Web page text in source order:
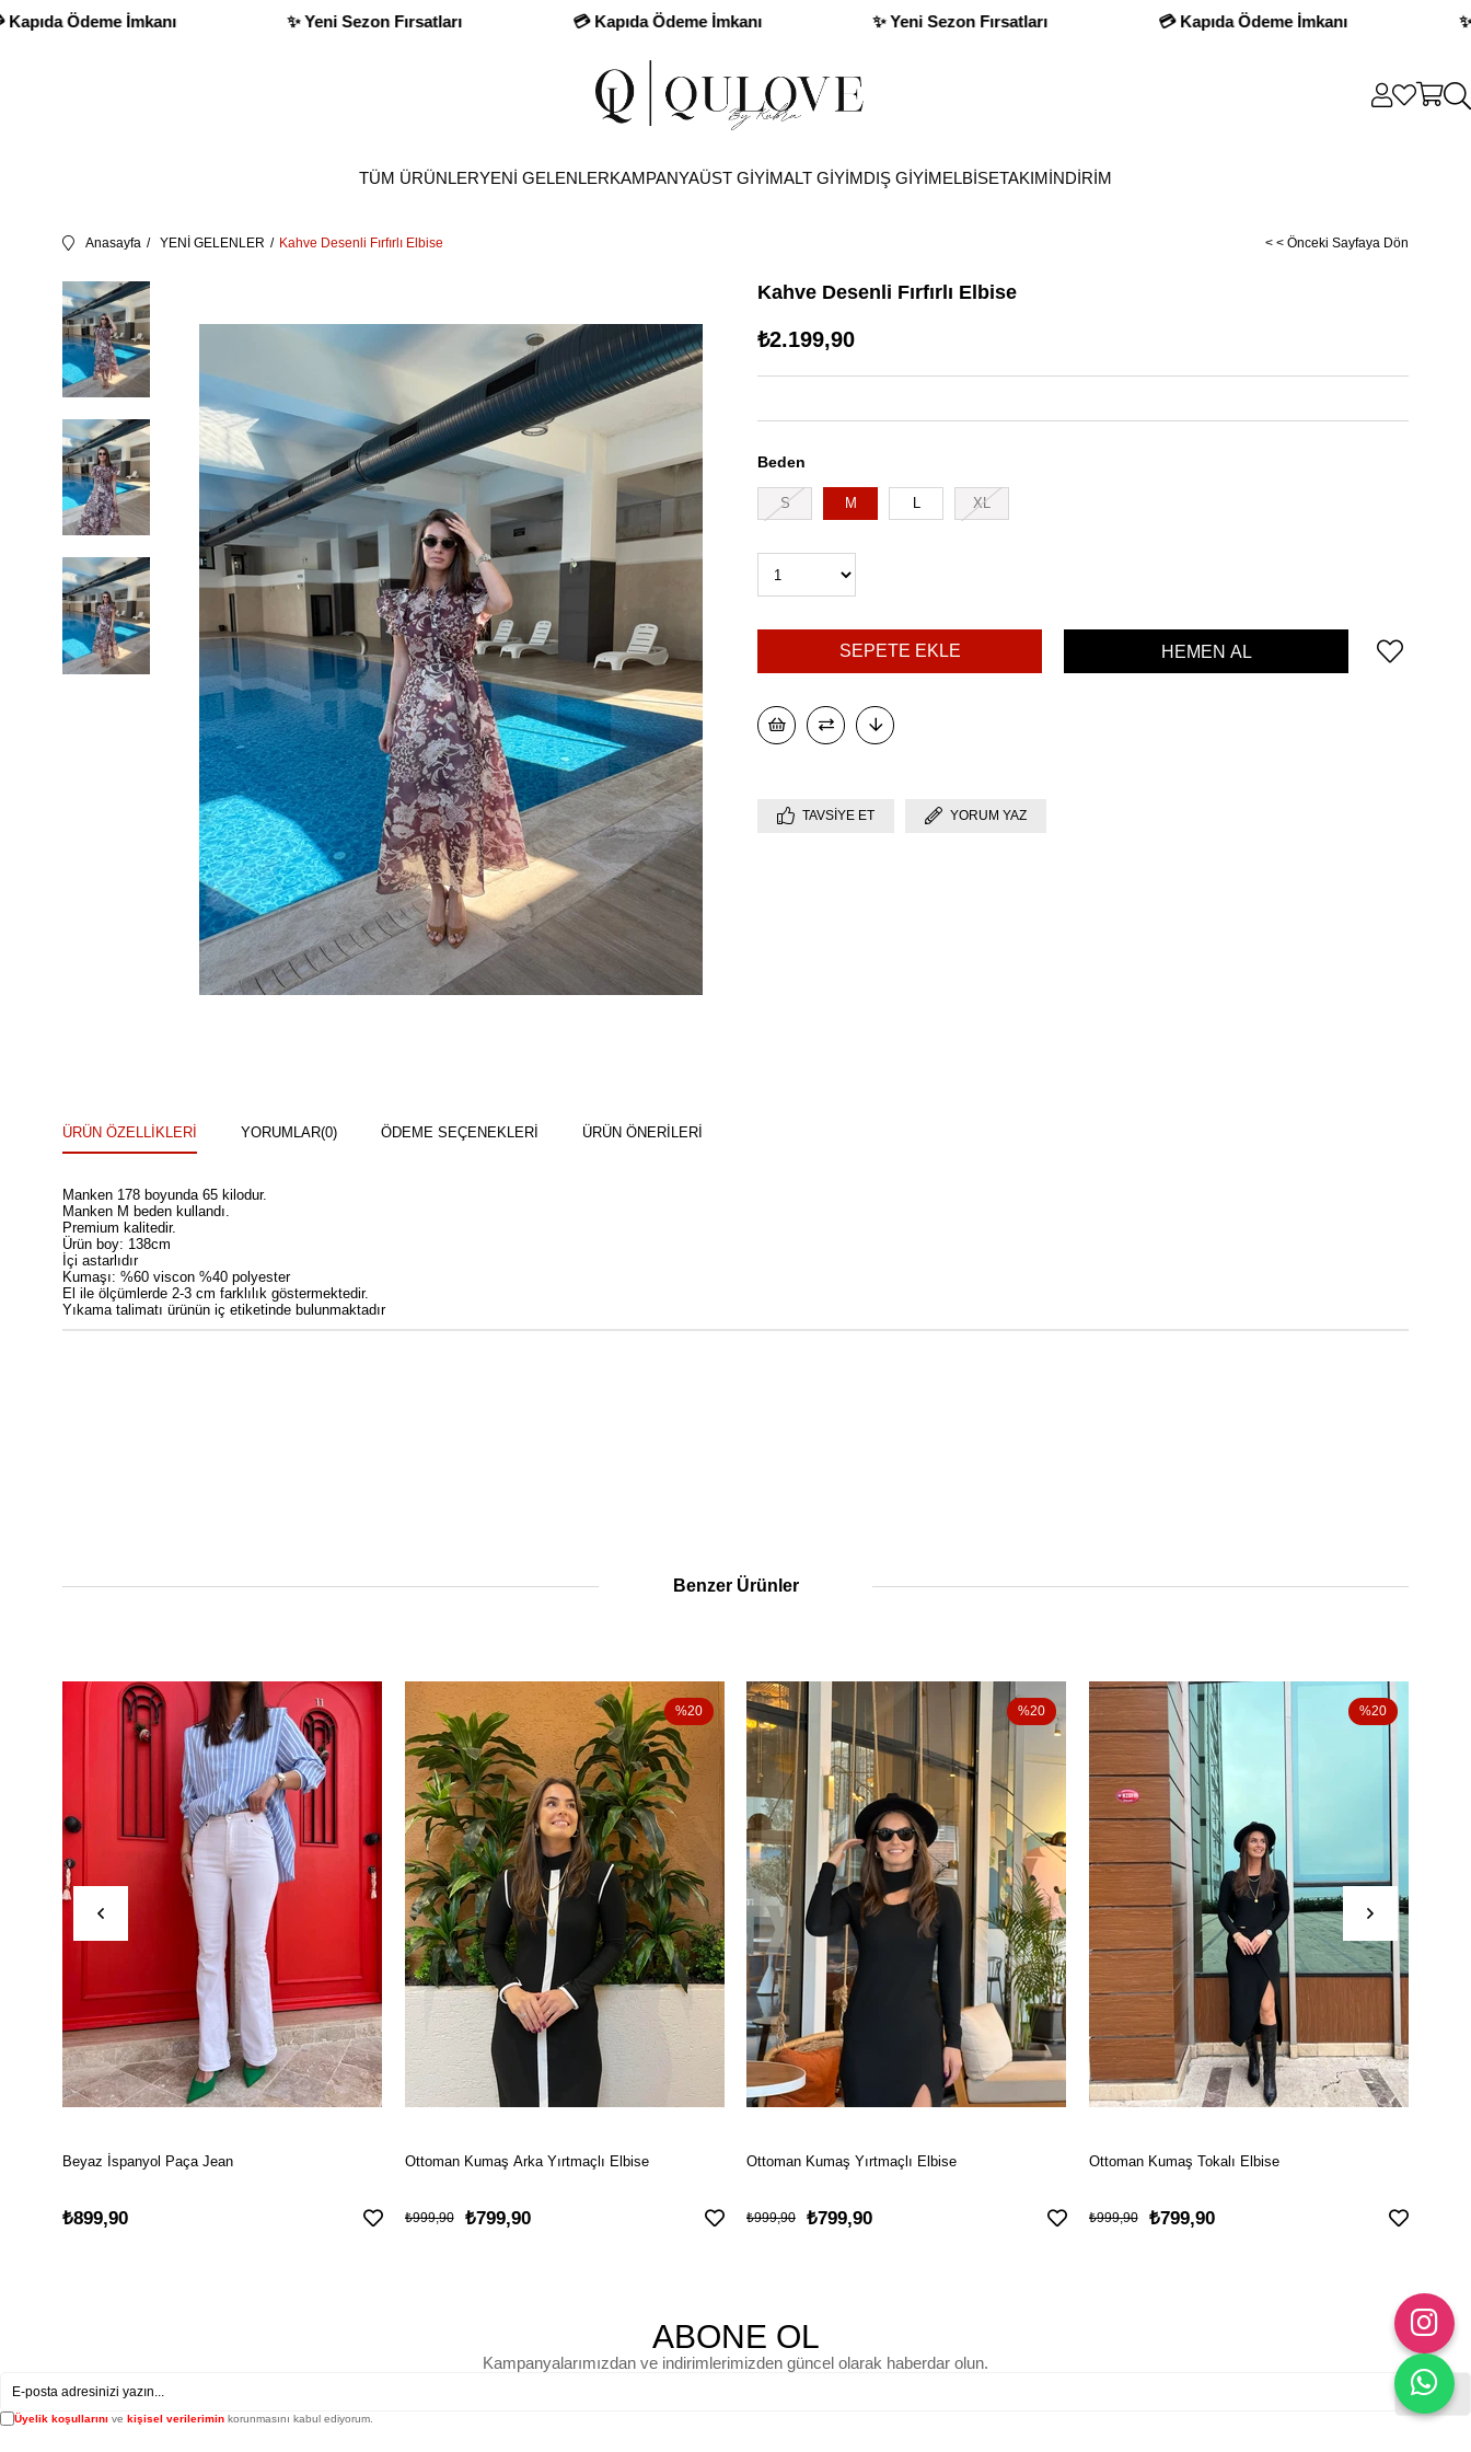
İmkanı ✨ Yeni Sezon Fırsatları 💳 Kapıda Ödeme İmkanı ✨ Yeni Sezon Fırsatları 💳 Kapıda Ödeme İmkanı ✨ Yeni
TÜM ÜRÜNLERYENİ GELENLERKAMPANYAÜST GİYİMALT GİYİMDIŞ GİYİMELBİSETAKIMİNDİRİM
Anasayfa YENİ GELENLER Kahve Desenli Fırfırlı Elbise < < Önceki Sayfaya Dön
Kahve Desenli Fırfırlı Elbise
₺2.199,90
Beden
S M L XL
TAVSIYE ET YORUM YAZ
ÜRÜN ÖZELLIKLERI YORUMLAR(0) ÖDEME SEÇENEKLERI ÜRÜN ÖNERILERI
Manken 178 boyunda 65 kilodur.
Manken M beden kullandı.
Premium kalitedir.
Ürün boy: 138cm
İçi astarlıdır
Kumaşı: %60 viscon %40 polyester
El ile ölçümlerde 2-3 cm farklılık göstermektedir.
Yıkama talimatı ürünün iç etiketinde bulunmaktadır
Benzer Ürünler
Beyaz İspanyol Paça Jean
₺899,90
Ottoman Kumaş Arka Yırtmaçlı Elbise
₺799,90
₺999,90
%20
Ottoman Kumaş Yırtmaçlı Elbise
₺799,90
₺999,90
%20
Ottoman Kumaş Tokalı Elbise
₺799,90
₺999,90
%20
ABONE OL
Kampanyalarımızdan ve indirimlerimizden güncel olarak haberdar olun.
Gönder
Üyelik koşullarını ve kişisel verilerimin korunmasını kabul ediyorum.